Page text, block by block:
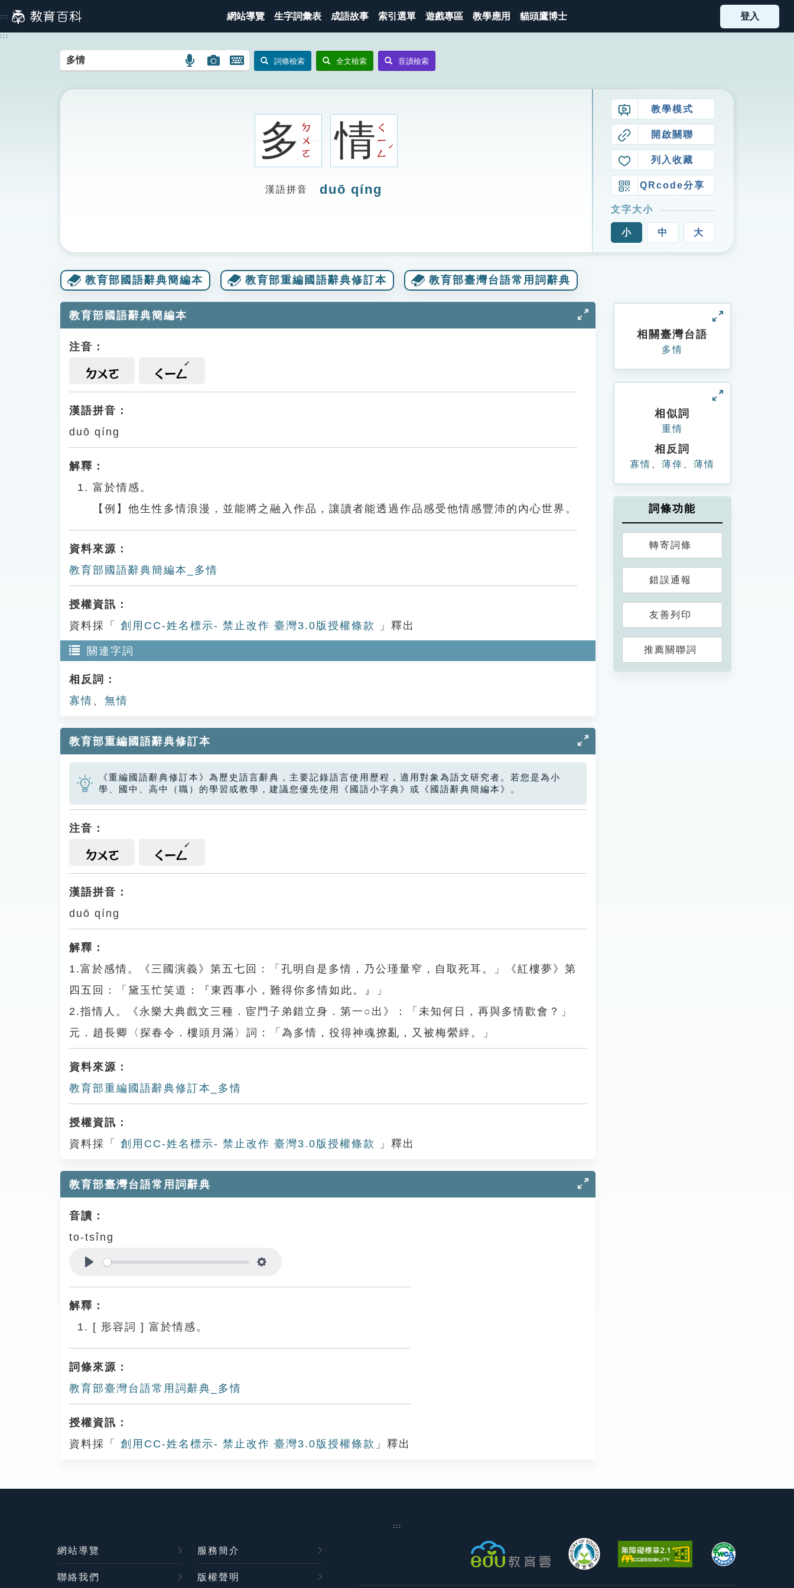
到
主
::: 網站導覽 生字詞彙表 成語故事 索引選單 遊戲專區 教學應用 貓頭鷹博士 登入
:::
語
搜
圖
搜
開
鍵
詞條檢索 全文檢索 音讀檢索
多ㄉ
ㄨ
ㄛ
情ㄑ
ㄧ
ㄥ
ˊ
漢語拼音 duō qíng
教學模式
開啟關聯
列入收藏
QRcode分享
文字大小
小 中 大
教育部國語辭典簡編本 教育部重編國語辭典修訂本 教育部臺灣台語常用詞辭典
教育部國語辭典簡編本
注音：
ㄉㄨㄛ ㄑㄧㄥ
漢語拼音：
duō qíng
解釋：
富於情感。
【例】他生性多情浪漫，並能將之融入作品，讓讀者能透過作品感受他情感豐沛的內心世界。
資料來源：
教育部國語辭典簡編本_多情
授權資訊：
資料採「
創用CC-姓名標示- 禁止改作 臺灣3.0版授權條款 」釋出
關連字詞
相反詞：
寡情 、 無情
教育部重編國語辭典修訂本
《重編國語辭典修訂本》為歷史語言辭典，主要記錄語言使用歷程，適用對象為語文研究者。若您是為小
學、國中、高中（職）的學習或教學，建議您優先使用《國語小字典》或《國語辭典簡編本》。
注音：
ㄉㄨㄛ ㄑㄧㄥ
漢語拼音：
duō qíng
解釋：
1.富於感情。《三國演義》第五七回：「孔明自是多情，乃公瑾量窄，自取死耳。」《紅樓夢》第
四五回：「黛玉忙笑道：『東西事小，難得你多情如此。』」
2.指情人。《永樂大典戲文三種．宦門子弟錯立身．第一○出》：「未知何日，再與多情歡會？」
元．趙長卿〈探春令．樓頭月滿〉詞：「為多情，役得神魂撩亂，又被梅縈絆。」
資料來源：
教育部重編國語辭典修訂本_多情
授權資訊：
資料採「
創用CC-姓名標示- 禁止改作 臺灣3.0版授權條款 」釋出
教育部臺灣台語常用詞辭典
音讀：
to-tsîng
解釋：
[ 形容詞 ] 富於情感。
詞條來源：
教育部臺灣台語常用詞辭典_多情
授權資訊：
資料採「
創用CC-姓名標示- 禁止改作 臺灣3.0版授權條款 」釋出
相關臺灣台語
多情
相似詞
重情
相反詞
寡情 薄倖 薄情
詞條功能
轉寄詞條
錯誤通報
友善列印
推薦關聯詞
:::
網站導覽 服務簡介
聯絡我們 版權聲明